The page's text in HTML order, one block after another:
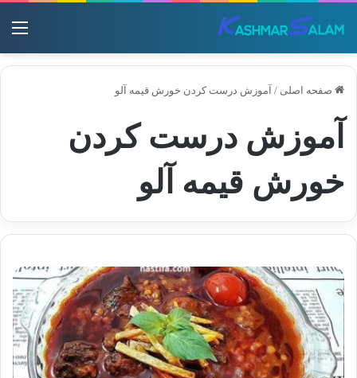
صفحه اصلی / آموزش درست کردن خورش قیمه آلو
آموزش درست کردن
خورش قیمه آلو